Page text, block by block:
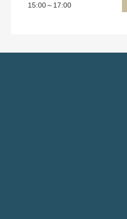
15:00～17:00